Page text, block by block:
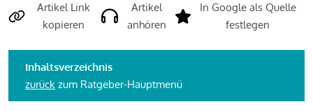
Artikel Link
kopieren
Artikel
anhören
In Google als Quelle
festlegen
Inhaltsverzeichnis
zurück zum Ratgeber-Hauptmenü